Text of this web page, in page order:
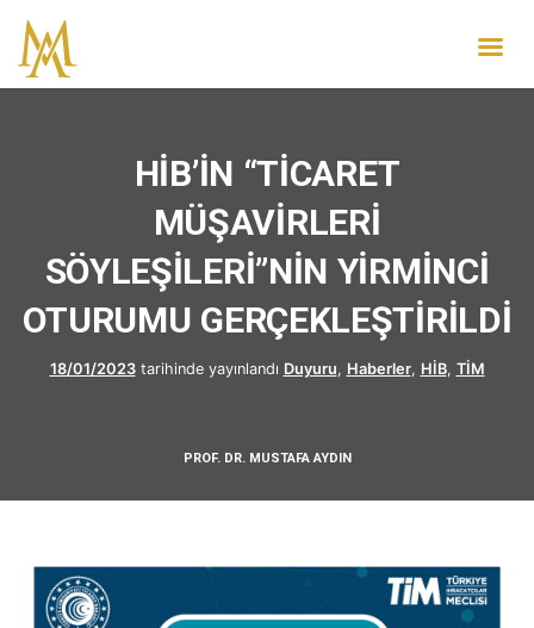
HİB’İN “TİCARET
MÜŞAVİRLERİ
SÖYLEŞİLERİ”NİN YİRMİNCİ
OTURUMU GERÇEKLEŞTİRİLDİ
18/01/2023tarihinde yayınlandı Duyuru, Haberler, HİB, TİM
PROF. DR. MUSTAFA AYDIN